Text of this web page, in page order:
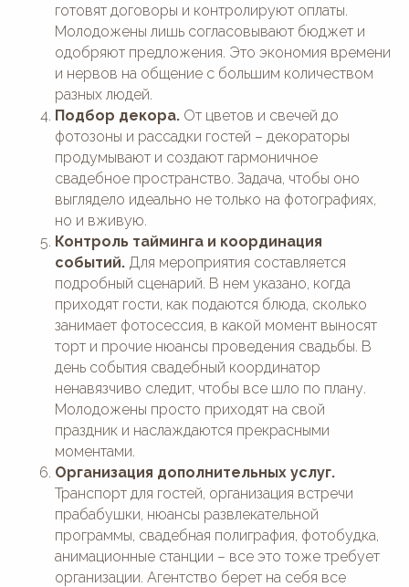
готовят договоры и контролируют оплаты.
Молодожены лишь согласовывают бюджет и
одобряют предложения. Это экономия времени
и нервов на общение с большим количеством
разных людей.
Подбор декора. От цветов и свечей до
фотозоны и рассадки гостей – декораторы
продумывают и создают гармоничное
свадебное пространство. Задача, чтобы оно
выглядело идеально не только на фотографиях,
но и вживую.
Контроль тайминга и координация
событий. Для мероприятия составляется
подробный сценарий. В нем указано, когда
приходят гости, как подаются блюда, сколько
занимает фотосессия, в какой момент выносят
торт и прочие нюансы проведения свадьбы. В
день события свадебный координатор
ненавязчиво следит, чтобы все шло по плану.
Молодожены просто приходят на свой
праздник и наслаждаются прекрасными
моментами.
Организация дополнительных услуг.
Транспорт для гостей, организация встречи
прабабушки, нюансы развлекательной
программы, свадебная полиграфия, фотобудка,
анимационные станции – все это тоже требует
организации. Агентство берет на себя все